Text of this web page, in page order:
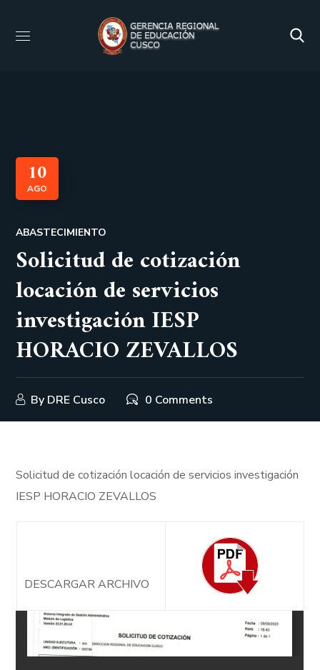
10
AGO
ABASTECIMIENTO
Solicitud de cotización
locación de servicios
investigación IESP
HORACIO ZEVALLOS
By DRE Cusco 0 Comments
Solicitud de cotización locación de servicios investigación
IESP HORACIO ZEVALLOS
DESCARGAR ARCHIVO